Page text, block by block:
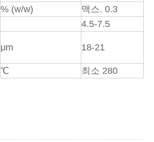
% (w/w)
맥스. 0.3
4.5-7.5
μm 18-21
℃ 최소 280